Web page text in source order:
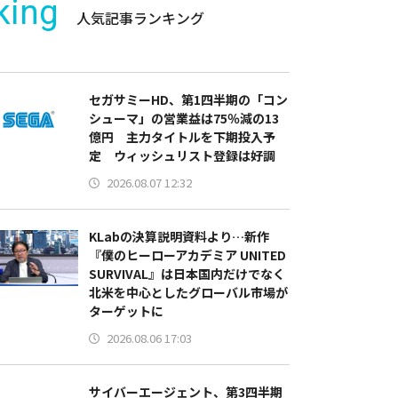
人気記事ランキング
セガサミーHD、第1四半期の「コン
シューマ」の営業益は75％減の13
億円 主力タイトルを下期投入予
定 ウィッシュリスト登録は好調
2026.08.07 12:32
KLabの決算説明資料より…新作
『僕のヒーローアカデミア UNITED
SURVIVAL』は日本国内だけでなく
北米を中心としたグローバル市場が
ターゲットに
2026.08.06 17:03
サイバーエージェント、第3四半期